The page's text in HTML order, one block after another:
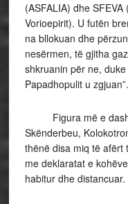
(ASFALIA) dhe
Vorioepirit). U futën
na bllokuan dhe
nesërmen, të gjitha
shkruanin për ne,
Papadhopulit u zgjuan”.
Figura më e
Skënderbeu,
thënë disa miq të afërt
me deklaratat e
habitur dhe distancuar.